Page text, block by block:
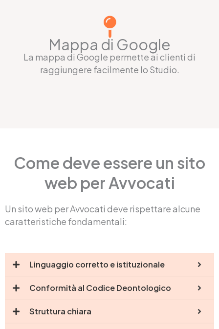
Mappa di Google
La mappa di Google permette ai clienti di
raggiungere facilmente lo Studio.
Come deve essere un sito
web per Avvocati
Un sito web per Avvocati deve rispettare alcune
caratteristiche fondamentali:
Linguaggio corretto e istituzionale
Conformità al Codice Deontologico
Struttura chiara